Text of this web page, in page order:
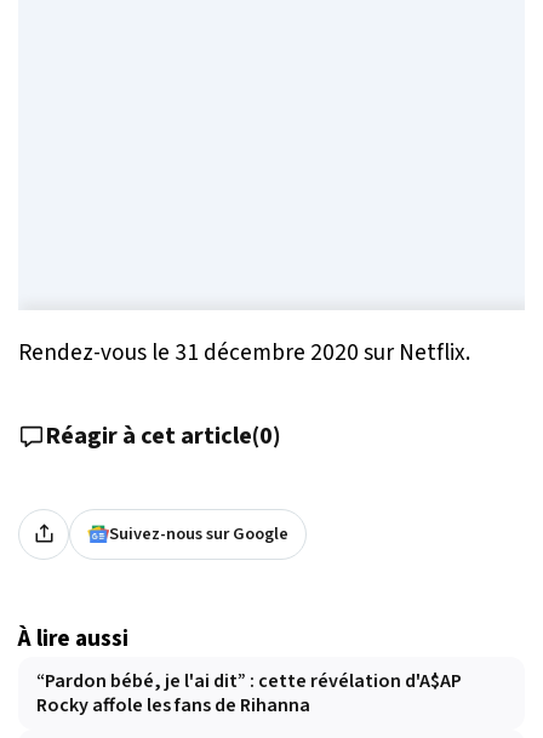
Rendez-vous le 31 décembre 2020 sur Netflix.
Réagir à cet article(0)
Suivez-nous sur Google
À lire aussi
“Pardon bébé, je l'ai dit” : cette révélation d'A$AP
Rocky affole les fans de Rihanna